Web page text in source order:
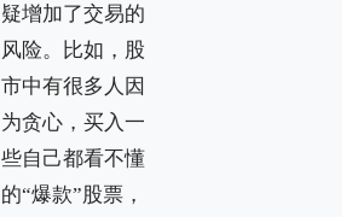
疑增加了交易的
风险。比如，股
市中有很多人因
为贪心，买入一
些自己都看不懂
的“爆款”股票，